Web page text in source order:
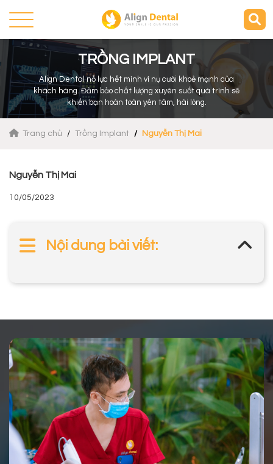
TRỒNG IMPLANT
Align Dental nỗ lực hết mình vì nụ cười khoẻ mạnh của
khách hàng. Đảm bảo chất lượng xuyên suốt quá trình sẽ
khiến bạn hoàn toàn yên tâm, hài lòng.
Trang chủ Trồng Implant Nguyễn Thị Mai
Nguyễn Thị Mai
10/05/2023
Nội dung bài viết: